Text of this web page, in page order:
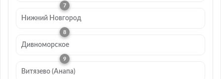
Нижний Новгород
Дивноморское
Витязево (Анапа)